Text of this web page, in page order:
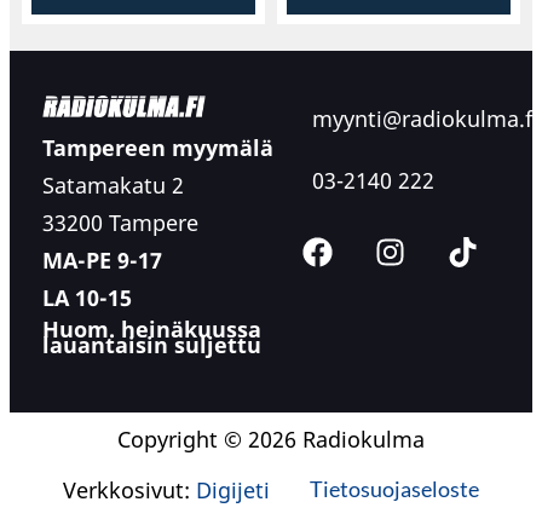
Tampereen myymälä
Satamakatu 2
33200 Tampere
MA-PE 9-17
LA 10-15
Huom. heinäkuussa
lauantaisin suljettu
myynti@radiokulma.fi
03-2140 222
Copyright © 2026 Radiokulma
Verkkosivut: Digijeti Tietosuojaseloste